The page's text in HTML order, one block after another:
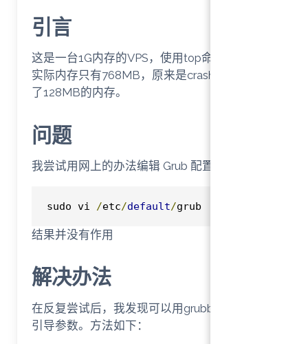
引言
这是一台1G内存的VPS，使用top命令后我发现
实际内存只有768MB，原来是crashkernel占用
了128MB的内存。
问题
我尝试用网上的办法编辑 Grub 配置文件
sudo vi /etc/default/grub
结果并没有作用
解决办法
在反复尝试后，我发现可以用grubby工具修改
引导参数。方法如下：